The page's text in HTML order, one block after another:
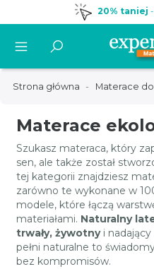
20% taniej -
Strona główna Materace
Materace
Szukasz materaca, który
sen, ale także został
tej kategorii znajdziesz
zarówno te wykonane w
modele, które łączą
materiałami. Naturalny
trwały, żywotnyi nadający
pełni naturalne to
bez kompromisów.